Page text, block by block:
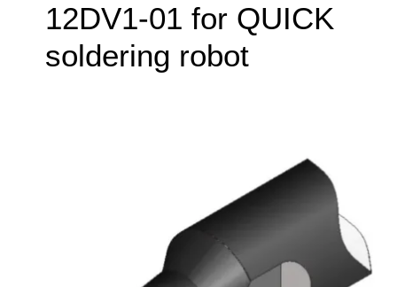
12DV1-01 for QUICK
soldering robot